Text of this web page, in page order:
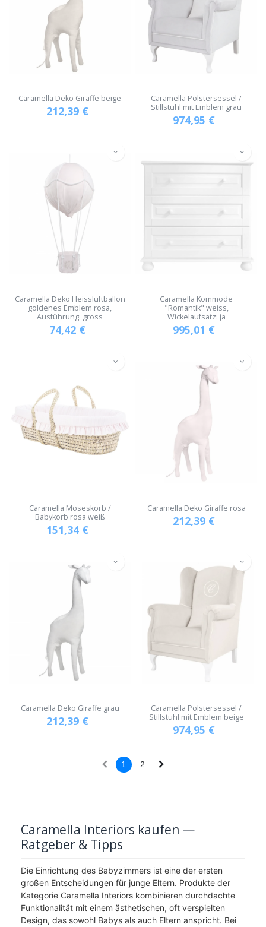
Caramella Deko Giraffe beige
212,39 €
Caramella Polstersessel /
Stillstuhl mit Emblem grau
974,95 €
Caramella Deko Heissluftballon
goldenes Emblem rosa,
Ausführung: gross
74,42 €
Caramella Kommode
"Romantik" weiss,
Wickelaufsatz: ja
995,01 €
Caramella Moseskorb /
Babykorb rosa weiß
151,34 €
Caramella Deko Giraffe rosa
212,39 €
Caramella Deko Giraffe grau
212,39 €
Caramella Polstersessel /
Stillstuhl mit Emblem beige
974,95 €
1 2
Caramella Interiors kaufen —
Ratgeber & Tipps
Die Einrichtung des Babyzimmers ist eine der ersten
großen Entscheidungen für junge Eltern. Produkte der
Kategorie Caramella Interiors kombinieren durchdachte
Funktionalität mit einem ästhetischen, oft verspielten
Design, das sowohl Babys als auch Eltern anspricht. Bei